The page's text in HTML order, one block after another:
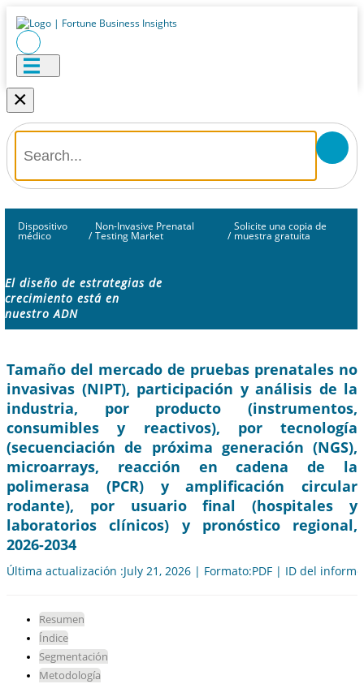
×
Dispositivo
médico /
Non-Invasive Prenatal
Testing Market /
Solicite una copia de
muestra gratuita
El diseño de estrategias de
crecimiento está en
nuestro ADN
Tamaño del mercado de pruebas prenatales no
invasivas (NIPT), participación y análisis de la
industria, por producto (instrumentos,
consumibles y reactivos), por tecnología
(secuenciación de próxima generación (NGS),
microarrays, reacción en cadena de la
polimerasa (PCR) y amplificación circular
rodante), por usuario final (hospitales y
laboratorios clínicos) y pronóstico regional,
2026-2034
Última actualización :July 21, 2026 | Formato:PDF | ID del
Resumen
Índice
Segmentación
Metodología